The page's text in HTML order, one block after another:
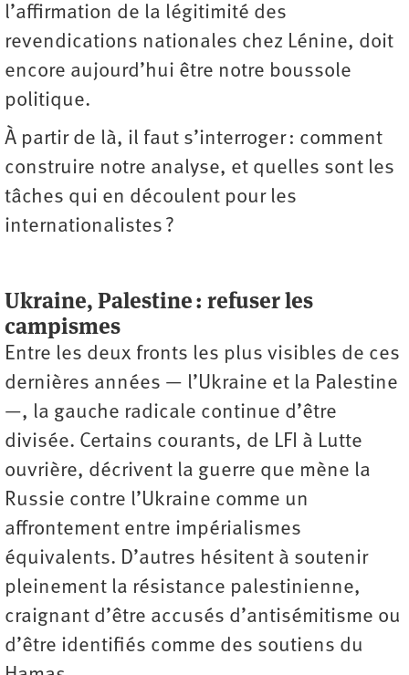
l’affirmation de la légitimité des
revendications nationales chez Lénine, doit
encore aujourd’hui être notre boussole
politique.
À partir de là, il faut s’interroger : comment
construire notre analyse, et quelles sont les
tâches qui en découlent pour les
internationalistes ?
Ukraine, Palestine : refuser les
campismes
Entre les deux fronts les plus visibles de ces
dernières années — l’Ukraine et la Palestine
—, la gauche radicale continue d’être
divisée. Certains courants, de LFI à Lutte
ouvrière, décrivent la guerre que mène la
Russie contre l’Ukraine comme un
affrontement entre impérialismes
équivalents. D’autres hésitent à soutenir
pleinement la résistance palestinienne,
craignant d’être accusés d’antisémitisme ou
d’être identifiés comme des soutiens du